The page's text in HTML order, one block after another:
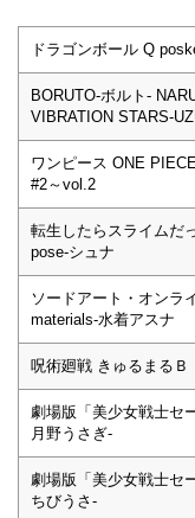
ドラゴンボール Q
BORUTO-ボルト-
VIBRATION STARS-
ワンピース ONE
#2～vol.2
転生したらスライムだ
pose-シュナ
ソードアート・オンラ
materials-水着アスナ
呪術廻戦 きゅるまる
劇場版「美少女戦士セ
月野うさぎ-
劇場版「美少女戦士セ
ちびうさ-